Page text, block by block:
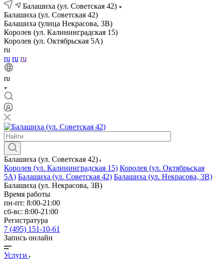
Балашиха (ул. Советская 42)
Балашиха (ул. Советская 42)
Балашиха (улица Некрасова, 3В)
Королев (ул. Калининградская 15)
Королев (ул. Октябрьская 5А)
ru
ru ru ru
ru
Балашиха (ул. Советская 42)
Королев (ул. Калининградская 15) Королев (ул. Октябрьская
5А) Балашиха (ул. Советская 42) Балашиха (ул. Некрасова, 3В)
Балашиха (ул. Некрасова, 3В)
Время работы
пн-пт: 8:00-21:00
сб-вс: 8:00-21:00
Регистратура
7 (495) 151-10-61
Запись онлайн
Услуги